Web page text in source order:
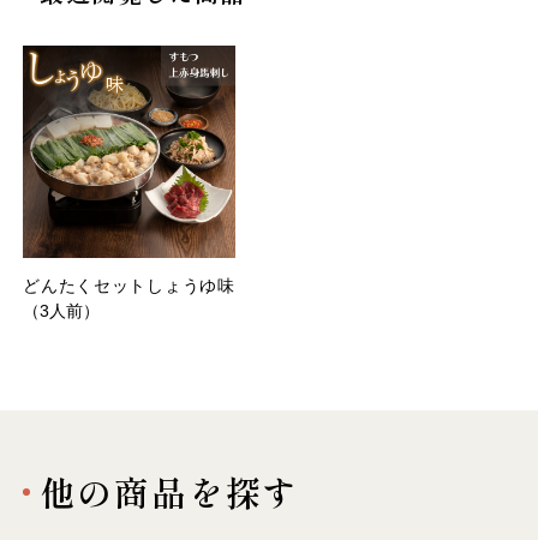
どんたくセットしょうゆ味
（3人前）
他の商品を探す